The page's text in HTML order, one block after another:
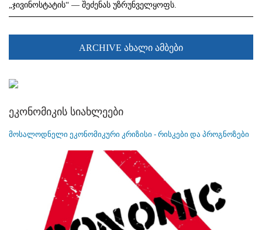
„ჯივინოსტატის“ — შეძენას უზრუნველყოფს.
ARCHIVE ახალი ამბები
ეკონომიკის სიახლეები
მოსალოდნელი ეკონომიკური კრიზისი - რისკები და პროგნოზები